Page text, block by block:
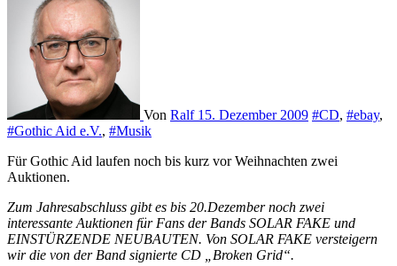
Von Ralf 15. Dezember 2009 #CD, #ebay,
#Gothic Aid e.V., #Musik
Für Gothic Aid laufen noch bis kurz vor Weihnachten zwei
Auktionen.
Zum Jahresabschluss gibt es bis 20.Dezember noch zwei
interessante Auktionen für Fans der Bands SOLAR FAKE und
EINSTÜRZENDE NEUBAUTEN. Von SOLAR FAKE versteigern
wir die von der Band signierte CD „Broken Grid“.